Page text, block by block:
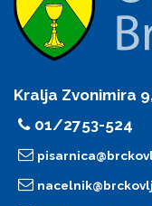
Kralja Zvonimira
01/2753-524